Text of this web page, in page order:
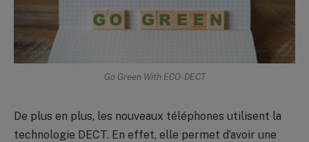
Go Green With ECO-DECT
De plus en plus, les nouveaux téléphones utilisent la
technologie DECT. En effet, elle permet d’avoir une